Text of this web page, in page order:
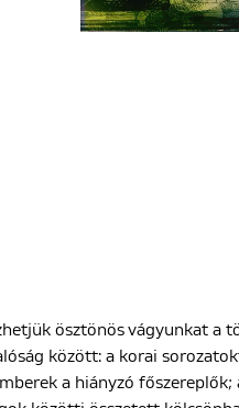
ösztönös vágyunkat a
között: a korai
a hiányzó